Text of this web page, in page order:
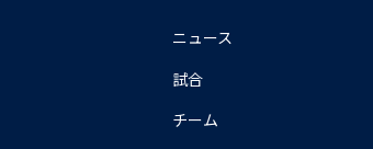
ニュース
試合
チーム